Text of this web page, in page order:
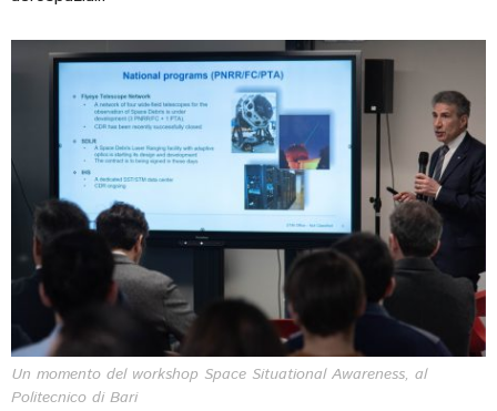
Un momento del workshop Space Situational Awareness, al
Politecnico di Bari